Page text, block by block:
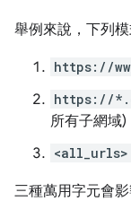
舉例來說，下列
https://
https://
所有子網域)
<all_urls>
三種萬用字元會